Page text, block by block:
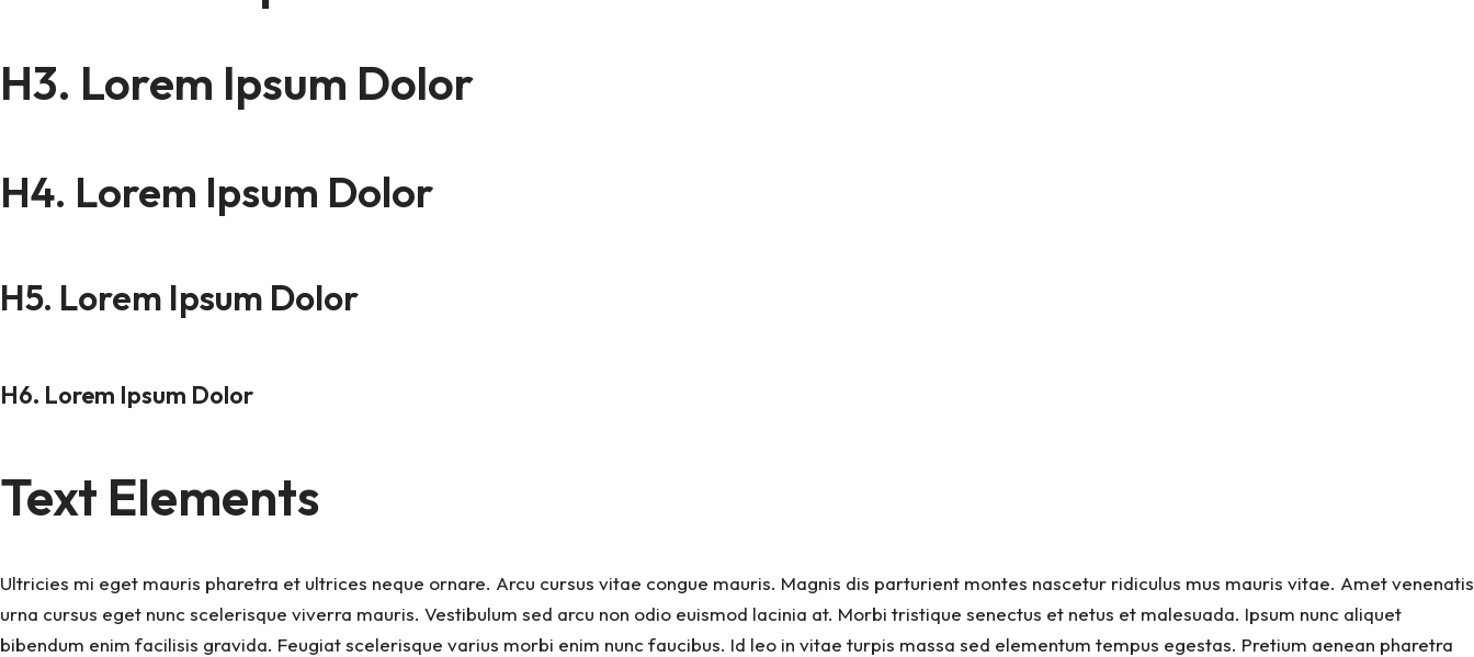
H3. Lorem Ipsum Dolor
H4. Lorem Ipsum Dolor
H5. Lorem Ipsum Dolor
H6. Lorem Ipsum Dolor
Text Elements
Ultricies mi eget mauris pharetra et ultrices neque ornare. Arcu cursus vitae congue mauris. Magnis dis parturient montes nascetur ridiculus mus mauris vitae. Amet venenatis
urna cursus eget nunc scelerisque viverra mauris. Vestibulum sed arcu non odio euismod lacinia at. Morbi tristique senectus et netus et malesuada. Ipsum nunc aliquet
bibendum enim facilisis gravida. Feugiat scelerisque varius morbi enim nunc faucibus. Id leo in vitae turpis massa sed elementum tempus egestas. Pretium aenean pharetra